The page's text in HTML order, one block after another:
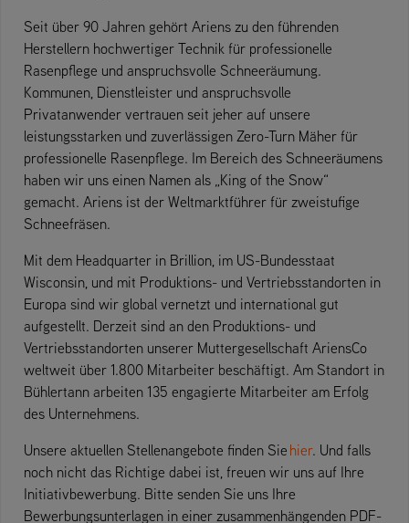
Seit über 90 Jahren gehört Ariens zu den führenden
Herstellern hochwertiger Technik für professionelle
Rasenpflege und anspruchsvolle Schneeräumung.
Kommunen, Dienstleister und anspruchsvolle
Privatanwender vertrauen seit jeher auf unsere
leistungsstarken und zuverlässigen Zero-Turn Mäher für
professionelle Rasenpflege. Im Bereich des Schneeräumens
haben wir uns einen Namen als „King of the Snow“
gemacht. Ariens ist der Weltmarktführer für zweistufige
Schneefräsen.
Mit dem Headquarter in Brillion, im US-Bundesstaat
Wisconsin, und mit Produktions- und Vertriebsstandorten in
Europa sind wir global vernetzt und international gut
aufgestellt. Derzeit sind an den Produktions- und
Vertriebsstandorten unserer Muttergesellschaft AriensCo
weltweit über 1.800 Mitarbeiter beschäftigt. Am Standort in
Bühlertann arbeiten 135 engagierte Mitarbeiter am Erfolg
des Unternehmens.
Unsere aktuellen Stellenangebote finden Sie hier. Und falls
noch nicht das Richtige dabei ist, freuen wir uns auf Ihre
Initiativbewerbung. Bitte senden Sie uns Ihre
Bewerbungsunterlagen in einer zusammenhängenden PDF-